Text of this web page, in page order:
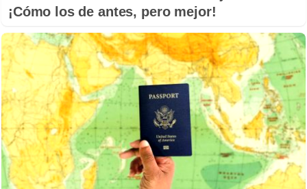
¡Cómo los de antes, pero mejor!